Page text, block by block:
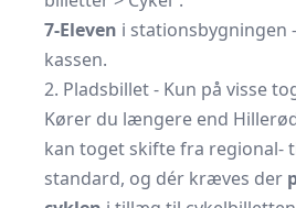
7-Eleven i stationsbygningen
kassen.
2. Pladsbillet - Kun på visse
Kører du længere end
kan toget skifte fra regional-
standard, og dér kræves der